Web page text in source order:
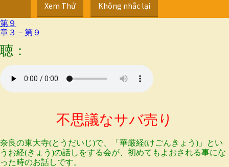
Xem Thử Không nhắc lại
第９
章３－第９
聴：
不思議なサバ売り
奈良の東大寺(とうだいじ)で、「華厳経(けごんきょう)」とい
うお経(きょう)の話しをする会が、初めてもよおされる事にな
った時のお話しです。